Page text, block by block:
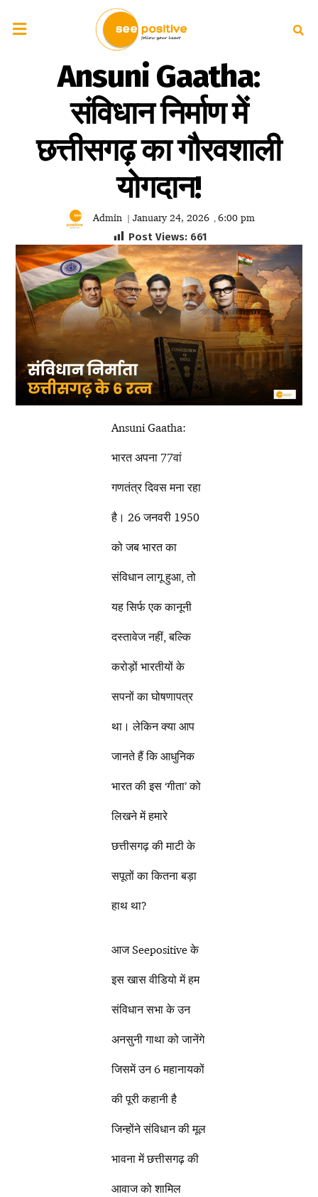
Ansuni Gaatha:
संविधान निर्माण में
छत्तीसगढ़ का गौरवशाली
योगदान!
Admin | January 24, 2026 , 6:00 pm
Post Views: 661
Ansuni Gaatha:
भारत अपना 77वां
गणतंत्र दिवस मना रहा
है। 26 जनवरी 1950
को जब भारत का
संविधान लागू हुआ, तो
यह सिर्फ एक कानूनी
दस्तावेज नहीं, बल्कि
करोड़ों भारतीयों के
सपनों का घोषणापत्र
था। लेकिन क्या आप
जानते हैं कि आधुनिक
भारत की इस ‘गीता’ को
लिखने में हमारे
छत्तीसगढ़ की माटी के
सपूतों का कितना बड़ा
हाथ था?
आज Seepositive के
इस खास वीडियो में हम
संविधान सभा के उन
अनसुनी गाथा को जानेंगे
जिसमें उन 6 महानायकों
की पूरी कहानी है
जिन्होंने संविधान की मूल
भावना में छत्तीसगढ़ की
आवाज को शामिल